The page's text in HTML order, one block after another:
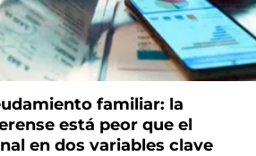
familiar: la
está peor que el
en dos variables clave